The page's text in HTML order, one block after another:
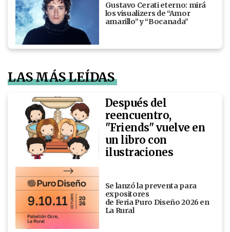
Gustavo Cerati eterno: mirá
los visualizers de “Amor
amarillo” y “Bocanada”
LAS MÁS LEÍDAS
Después del
reencuentro,
"Friends" vuelve en
un libro con
ilustraciones
Se lanzó la preventa para
expositores
de Feria Puro Diseño 2026 en
La Rural